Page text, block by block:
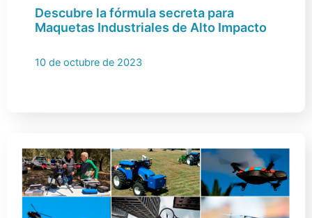
Descubre la fórmula secreta para
Maquetas Industriales de Alto Impacto
10 de octubre de 2023